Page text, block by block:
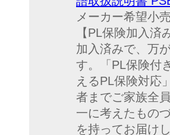
メーカー希望小
【PL保険加入
加入済みで、万
す。「PL保険付
えるPL保険対応
者までご家族全
一に考えたもの
を持ってお届け